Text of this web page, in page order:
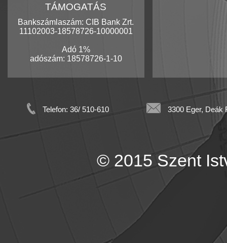
TÁMOGATÁS
Bankszámlaszám: CIB Bank Zrt.
11102003-18578726-10000001
Adó 1%
adószám: 18578726-1-10
Telefon: 36/ 510-610 3300 Eger, Deák
© 2015 Szent